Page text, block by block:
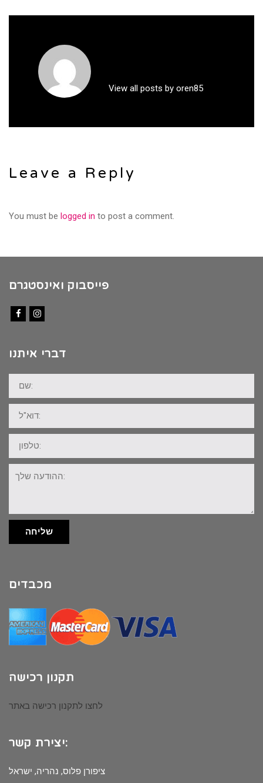
View all posts by oren85
Leave a Reply
You must be logged in to post a comment.
פייסבוק ואינסטגרם
דברי איתנו
שם:
דוא"ל:
טלפון:
ההודעה
שלך:
שליחה
מכבדים
תקנון רכישה
לחצו לתקנון רכישה באתר
יצירת קשר:
ציפורן פלוס, נהריה, ישראל